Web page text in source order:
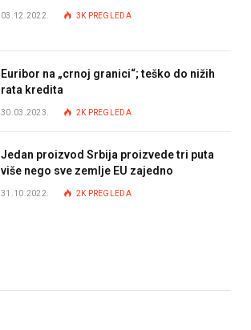
03.12.2022. 3K PREGLEDA
Euribor na „crnoj granici“; teško do nižih
rata kredita
30.03.2023. 2K PREGLEDA
Jedan proizvod Srbija proizvede tri puta
više nego sve zemlje EU zajedno
31.10.2022. 2K PREGLEDA